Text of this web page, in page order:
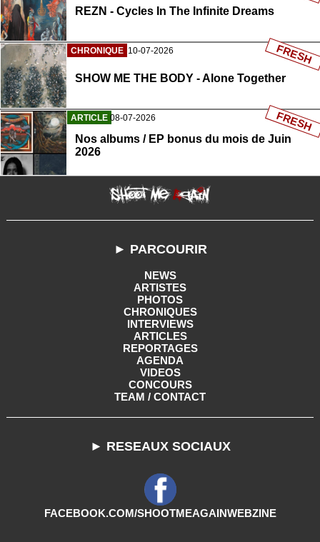
REZN - Cycles In The Infinite Dreams
CHRONIQUE 10-07-2026
SHOW ME THE BODY - Alone Together
FRESH
ARTICLE 08-07-2026
Nos albums / EP bonus du mois de Juin
2026
FRESH
► PARCOURIR
NEWS
ARTISTES
PHOTOS
CHRONIQUES
INTERVIEWS
ARTICLES
REPORTAGES
AGENDA
VIDEOS
CONCOURS
TEAM / CONTACT
► RESEAUX SOCIAUX
FACEBOOK.COM/SHOOTMEAGAINWEBZINE